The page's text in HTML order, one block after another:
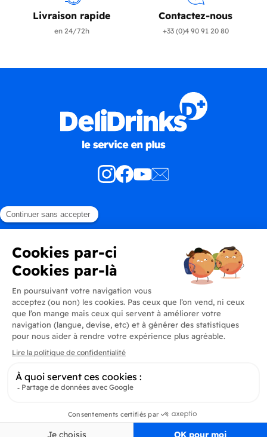
Livraison rapide
en 24/72h
Contactez-nous
+33 (0)4 90 91 20 80
En savoir plus
Informations
Inscrivez-vous à la newsletter
Delidrinks